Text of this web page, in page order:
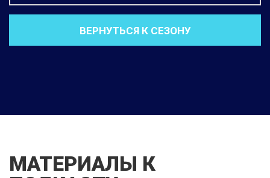
ВЕРНУТЬСЯ К СЕЗОНУ
МАТЕРИАЛЫ К